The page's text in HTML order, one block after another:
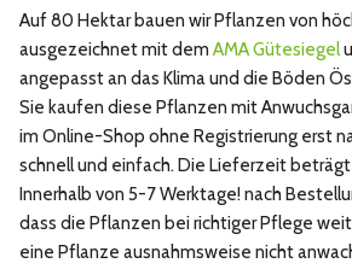
Auf 80 Hektar bauen wir Pflanzen von
ausgezeichnet mit dem AMA Gütesiegel
angepasst an das Klima und die Böden
Sie kaufen diese Pflanzen mit
im Online-Shop ohne Registrierung erst
schnell und einfach. Die Lieferzeit
Innerhalb von 5-7 Werktage! nach
dass die Pflanzen bei richtiger Pflege
eine Pflanze ausnahmsweise nicht